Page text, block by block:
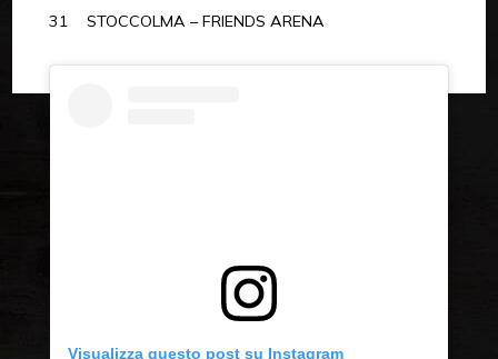
31 STOCCOLMA – FRIENDS ARENA
Visualizza questo post su Instagram